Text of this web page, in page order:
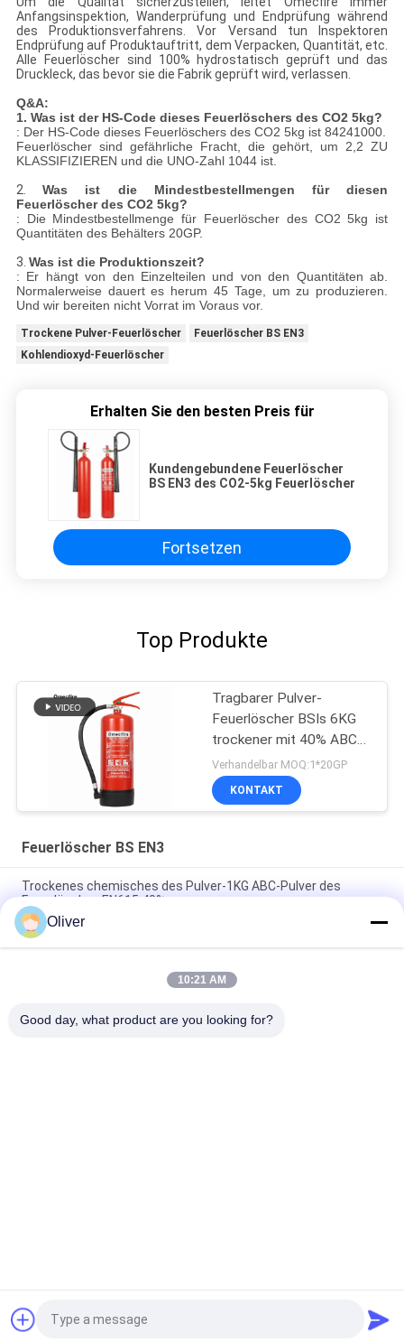
Anfangsinspektion, Wanderprüfung und Endprüfung während
des Produktionsverfahrens. Vor Versand tun Inspektoren
Endprüfung auf Produktauftritt, dem Verpacken, Quantität, etc.
Alle Feuerlöscher sind 100% hydrostatisch geprüft und das
Druckleck, das bevor sie die Fabrik geprüft wird, verlassen.
Q&A:
1. Was ist der HS-Code dieses Feuerlöschers des CO2 5kg?
: Der HS-Code dieses Feuerlöschers des CO2 5kg ist 84241000.
Feuerlöscher sind gefährliche Fracht, die gehört, um 2,2 ZU
KLASSIFIZIEREN und die UNO-Zahl 1044 ist.
2.Was ist die Mindestbestellmengen für diesen
Feuerlöscher des CO2 5kg?
: Die Mindestbestellmenge für Feuerlöscher des CO2 5kg ist
Quantitäten des Behälters 20GP.
3. Was ist die Produktionszeit?
: Er hängt von den Einzelteilen und von den Quantitäten ab.
Normalerweise dauert es herum 45 Tage, um zu produzieren.
Und wir bereiten nicht Vorrat im Voraus vor.
Trockene Pulver-Feuerlöscher
Feuerlöscher BS EN3
Kohlendioxyd-Feuerlöscher
Erhalten Sie den besten Preis für
Kundengebundene Feuerlöscher
BS EN3 des CO2-5kg Feuerlöscher
Fortsetzen
Top Produkte
Tragbarer Pulver-
Feuerlöscher BSIs 6KG
trockener mit 40% ABC
Pulver
Verhandelbar MOQ:1*20GP
KONTAKT
Feuerlöscher BS EN3
Trockenes chemisches des Pulver-1KG ABC-Pulver des
Feuerlöscher-EN615 40%
BSI 4KG EN3 Pulver-Feuerlöscher-Korrosionsbeständigkeits-
Zylinder ABCs trockener
Tragbares CO2 2kg Feuerlöscher MT2 BSI EN3 für Geschäft
Fordern Sie ein Angebot
Oliver
10:21 AM
Good day, what product are you looking for?